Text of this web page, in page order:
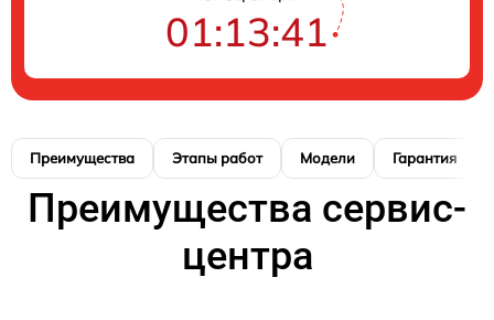
01:13:41
Преимущества Этапы работ Модели Гарантия
Преимущества сервис-
центра